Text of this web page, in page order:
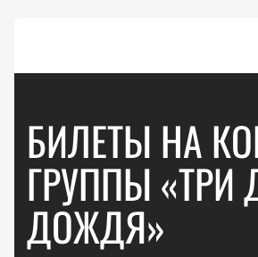
БИЛЕТЫ НА
ГРУППЫ «ТРИ
ДОЖДЯ»